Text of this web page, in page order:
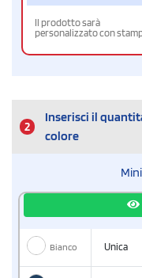
Il prodotto sarà
personalizzato con
2
Inserisci il
colore
Bianco Unica